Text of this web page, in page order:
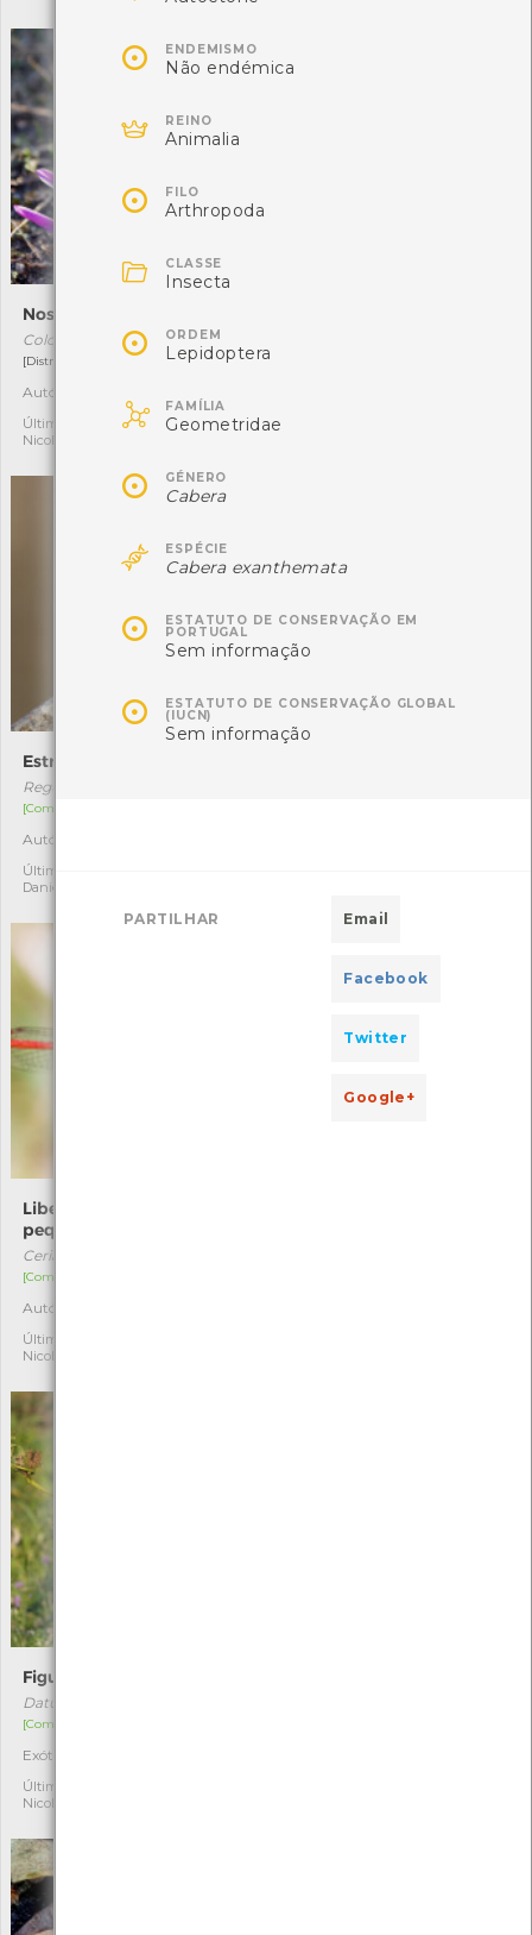
Noselha
Colchicum montanum
[Distribuição residual]
Autóctone
Última observação por:
Nicole Viana
Última observação por:
Estrelinha-real
Regulus ignicapilla
[Comum]
Autóctone
Última observação por:
Daniel Costa
Libelinha-vermelha-
pequena
Ceriagrion tenellum
[Comum]
Autóctone
Última observação por:
Nicole Viana
Figueira-do-inferno
Datura stramonium
[Comum]
Exótica invasora
Última observação por:
Nicole Viana
 ENDEMISMO
Não endémica
 REINO
Animalia
 FILO
Arthropoda
 CLASSE
Insecta
 ORDEM
Lepidoptera
 FAMÍLIA
Geometridae
 GÉNERO
Cabera
 ESPÉCIE
Cabera exanthemata
 ESTATUTO DE CONSERVAÇÃO EM
PORTUGAL
Sem informação
 ESTATUTO DE CONSERVAÇÃO GLOBAL
(IUCN)
Sem informação
PARTILHAR Email
Facebook
Twitter
Google+